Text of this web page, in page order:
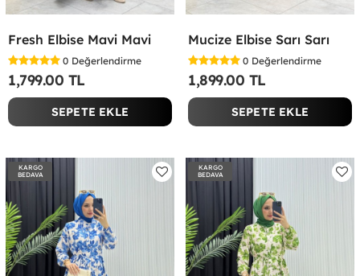
Fresh Elbise Mavi Mavi
0 Değerlendirme
1,799.00 TL
SEPETE EKLE
Mucize Elbise Sarı Sarı
0 Değerlendirme
1,899.00 TL
SEPETE EKLE
KARGO
BEDAVA
KARGO
BEDAVA